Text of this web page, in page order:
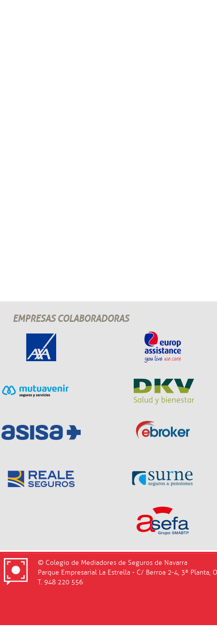
EMPRESAS COLABORADORAS
© Colegio de Mediadores de Seguros de Navarra
Parque Empresarial La Estrella - C/ Berroa 2-4, 3ª Planta,
T. 948 220 556